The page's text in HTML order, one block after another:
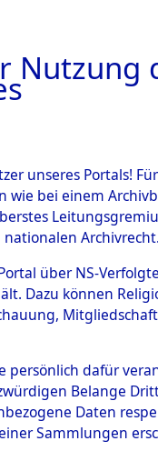
27Akten
NEONELLA
DOBOITSCH,
geb. 11. Oktober 1923
Land
Nutzung
unseres Portals!
bei einem
über NS-
Dazu können
persönlich dafür
Belange
Daten
Sammlungen